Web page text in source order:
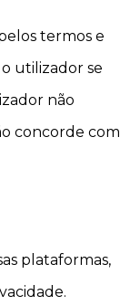
termos e
utilizador se
não
concorde com
plataformas,